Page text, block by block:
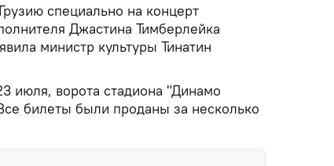
специально на концерт
Джастина Тимберлейка
министр культуры Тинатин
июля, ворота стадиона "Динамо
билеты были проданы за несколько